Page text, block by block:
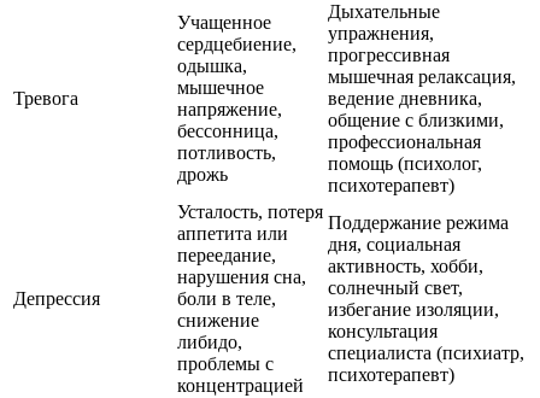
Тревога
Учащенное
сердцебиение,
одышка,
мышечное
напряжение,
бессонница,
потливость,
дрожь
Дыхательные
упражнения,
прогрессивная
мышечная релаксация,
ведение дневника,
общение с близкими,
профессиональная
помощь (психолог,
психотерапевт)
Депрессия
Усталость, потеря
аппетита или
переедание,
нарушения сна,
боли в теле,
снижение
либидо,
проблемы с
концентрацией
Поддержание режима
дня, социальная
активность, хобби,
солнечный свет,
избегание изоляции,
консультация
специалиста (психиатр,
психотерапевт)